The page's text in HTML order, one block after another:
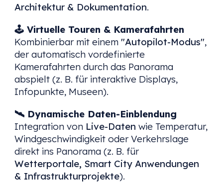
Architektur & Dokumentation.
🕹Virtuelle Touren & Kamerafahrten
Kombinierbar mit einem"Autopilot-Modus",
der automatisch vordefinierte
Kamerafahrten durch das Panorama
abspielt (z. B. für interaktive Displays,
Infopunkte, Museen).
🛰 Dynamische Daten-Einblendung
Integration von Live-Daten wie Temperatur,
Windgeschwindigkeit oder Verkehrslage
direkt ins Panorama (z. B. für
Wetterportale, Smart City Anwendungen
& Infrastrukturprojekte).